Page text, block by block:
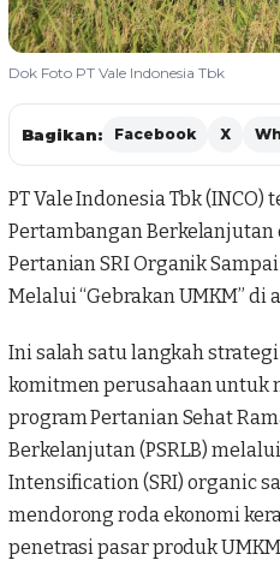
Dok Foto PT Vale Indonesia Tbk
Bagikan: Facebook X
PT Vale IndonesiaTbk (INCO)
Pertambangan
Pertanian SRI Organik
Melalui “Gebrakan UMKM” di
Ini salah satu langkah
komitmen perusahaan untuk
program Pertanian Sehat
Berkelanjutan (PSRLB)
Intensification (SRI) organic
mendorong roda ekonomi
penetrasi pasar produk